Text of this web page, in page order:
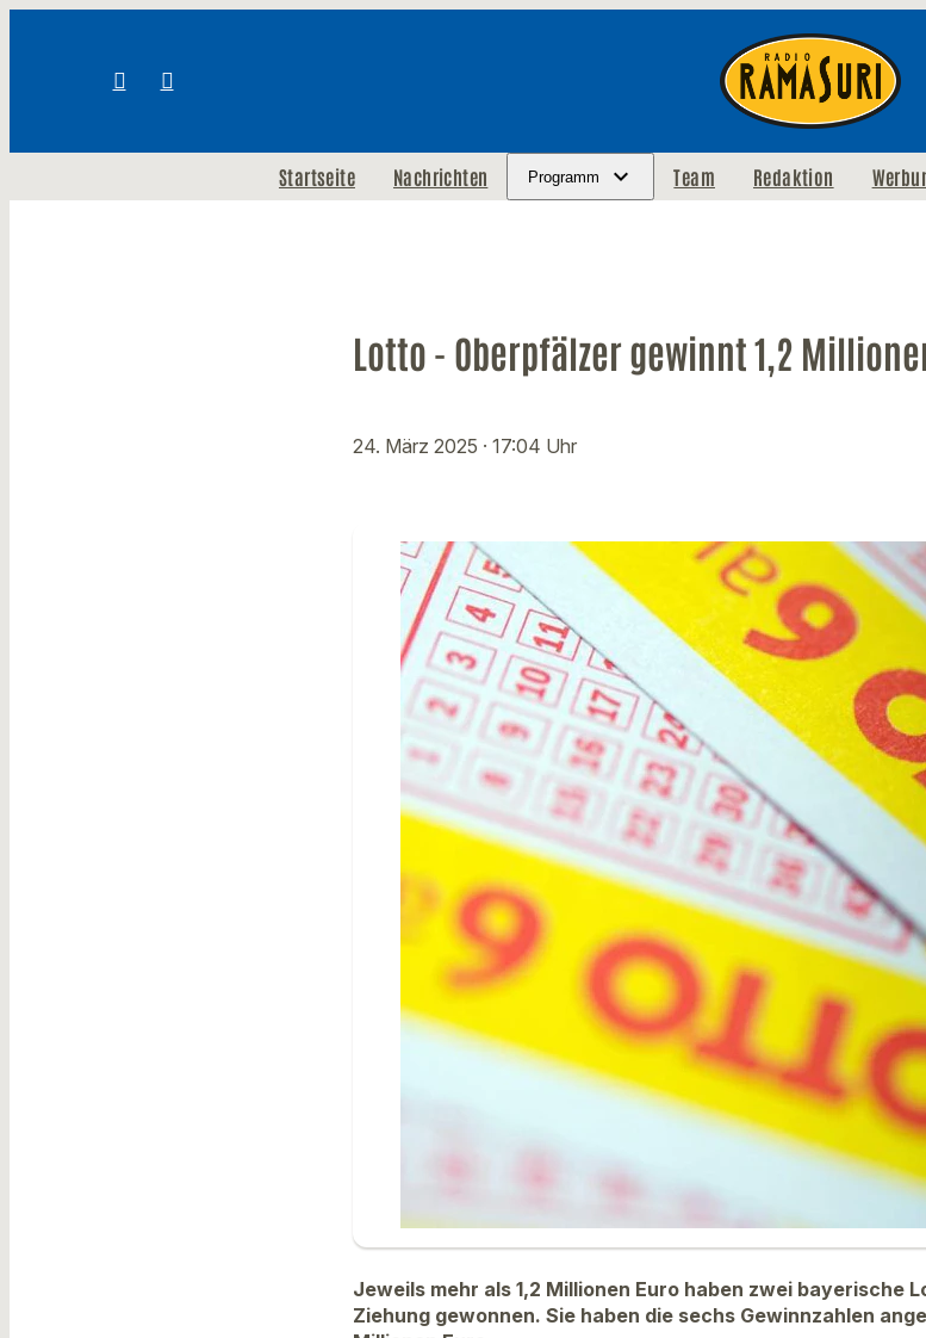
Startseite Nachrichten Programm Team Redaktion
Lotto - Oberpfälzer gewinnt 1,2
24. März 2025 · 17:04 Uhr
Jeweils mehr als 1,2 Millionen Euro haben zwei bayerische
Ziehung gewonnen. Sie haben die sechs Gewinnzahlen